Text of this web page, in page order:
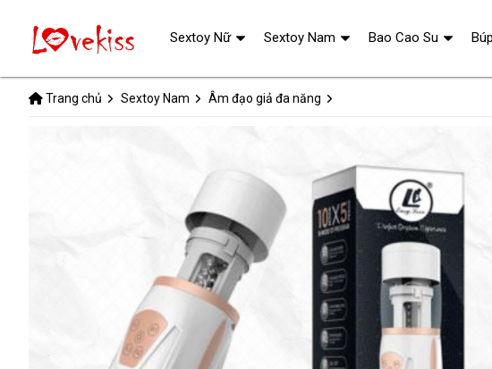
Trang chủ Sextoy Nam Âm đạo giả đa năng
Sextoy Nữ Sextoy Nam Bao Cao Su